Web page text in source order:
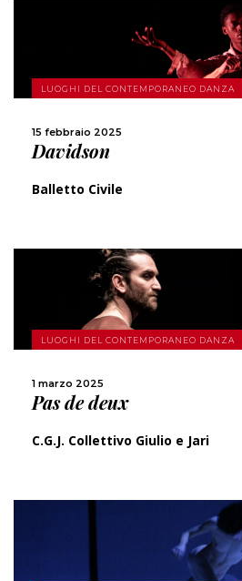
LUOGHI DEL CONTEMPORANEO DANZA
15 febbraio 2025
Davidson
Balletto Civile
SCOPRI DI PIÙ
LUOGHI DEL CONTEMPORANEO DANZA
1 marzo 2025
Pas de deux
C.G.J. Collettivo Giulio e Jari
SCOPRI DI PIÙ